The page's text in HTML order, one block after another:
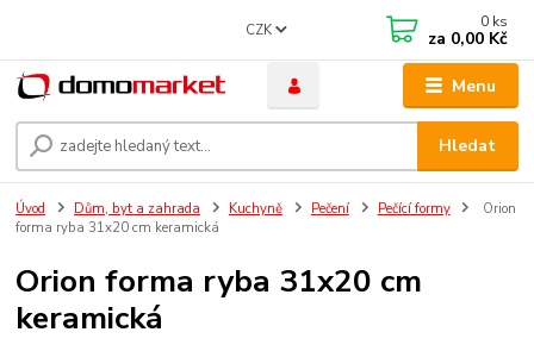
Menu
CZK
Hledat
0 ks
za 0,00 Kč
Úvod Dům, byt a zahrada Kuchyně Pečení Pečící formy
Orion
forma ryba 31x20 cm keramická
Orion forma ryba 31x20 cm
keramická